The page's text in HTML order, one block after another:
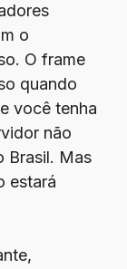
o
O frame
quando
você tenha
não
Brasil. Mas
estará